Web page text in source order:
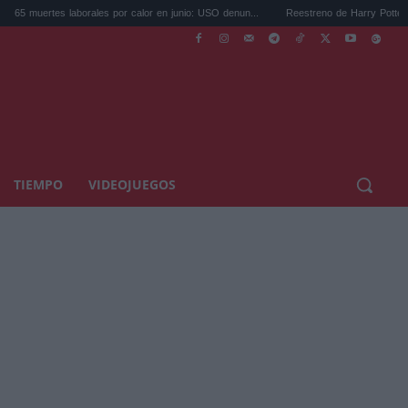
por calor en junio: USO denun... Reestreno de Harry Potter: la piedra filosofal
TIEMPO VIDEOJUEGOS